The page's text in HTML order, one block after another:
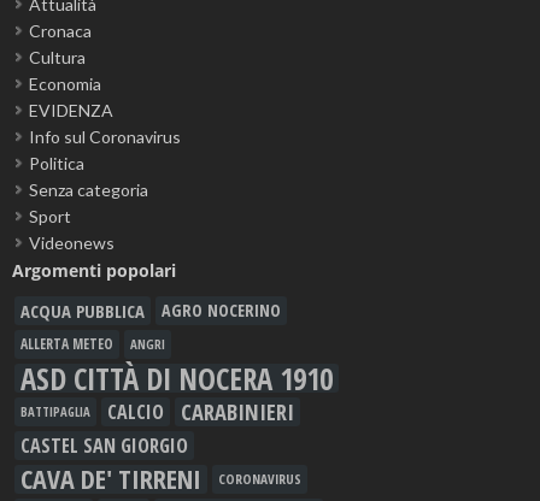
Attualità
Cronaca
Cultura
Economia
EVIDENZA
Info sul Coronavirus
Politica
Senza categoria
Sport
Videonews
Argomenti popolari
ACQUA PUBBLICA AGRO NOCERINO
ALLERTA METEO ANGRI
ASD CITTÀ DI NOCERA 1910
BATTIPAGLIA CALCIO CARABINIERI
CASTEL SAN GIORGIO
CAVA DE' TIRRENI CORONAVIRUS